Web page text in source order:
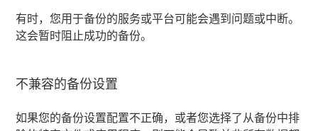
有时，您用于备份的服务或平台可能会遇到问题或中断。
这会暂时阻止成功的备份。
不兼容的备份设置
如果您的备份设置配置不正确，或者您选择了从备份中排